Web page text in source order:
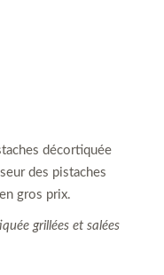
décortiquée
des pistaches
gros prix.
grillées et salées